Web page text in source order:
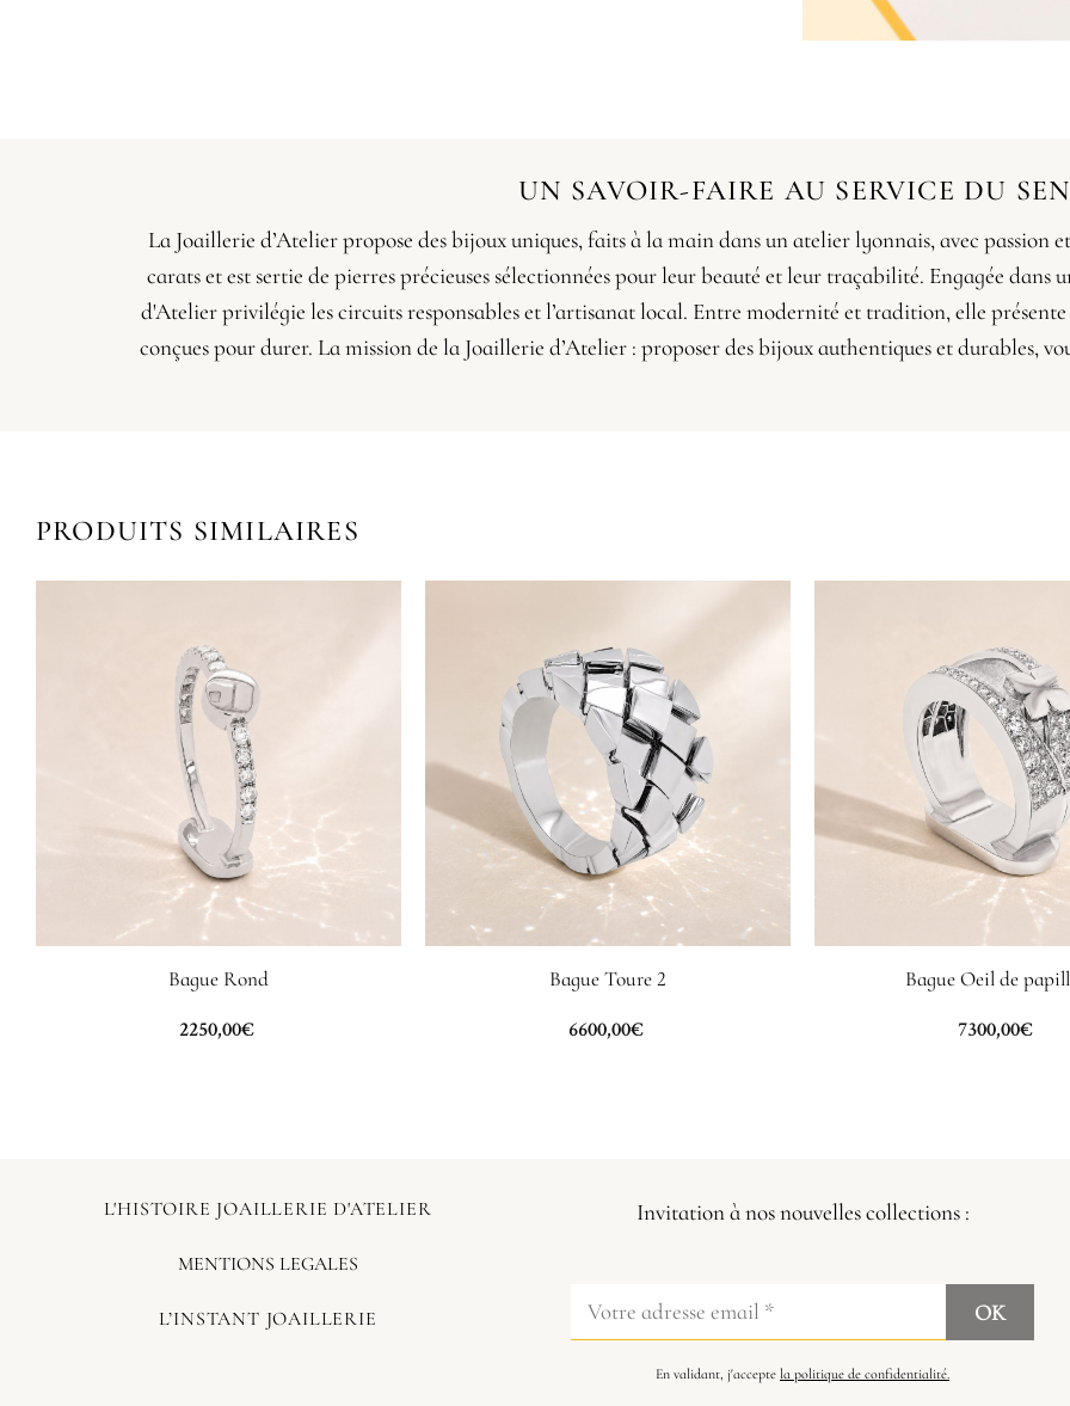
UN SAVOIR-FAIRE AU SERVICE DU
La Joaillerie d’Atelier propose des bijoux uniques, faits à la main dans un atelier lyonnais, avec passion
carats et est sertie de pierres précieuses sélectionnées pour leur beauté et leur traçabilité. Engagée
d'Atelier privilégie les circuits responsables et l’artisanat local. Entre modernité et tradition, elle présente
conçues pour durer. La mission de la Joaillerie d’Atelier : proposer des bijoux authentiques et durables,
PRODUITS SIMILAIRES
Bague Rond
2250,00€
Bague Toure 2
6600,00€
Bague Oeil de
7300,00€
L'HISTOIRE JOAILLERIE D'ATELIER
MENTIONS LEGALES
L’INSTANT JOAILLERIE
Invitation à nos nouvelles collections :
En validant, j'accepte la politique de confidentialité.